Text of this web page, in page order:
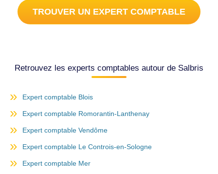
TROUVER UN EXPERT COMPTABLE
Retrouvez les experts comptables autour de Salbris
Expert comptable Blois
Expert comptable Romorantin-Lanthenay
Expert comptable Vendôme
Expert comptable Le Controis-en-Sologne
Expert comptable Mer